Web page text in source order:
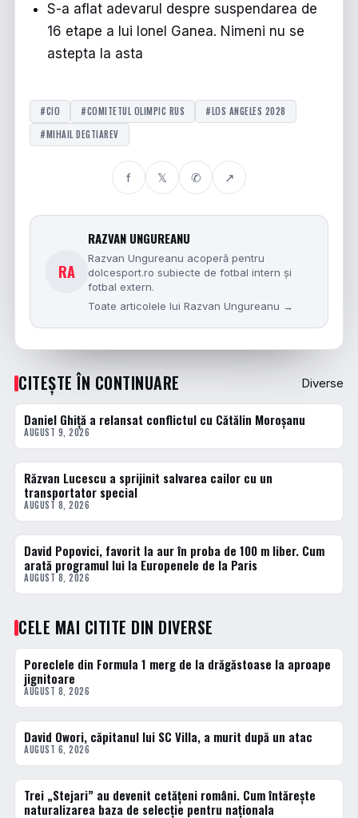
S-a aflat adevarul despre suspendarea de
16 etape a lui Ionel Ganea. Nimeni nu se
astepta la asta
#CIO #COMITETUL OLIMPIC RUS
#LOS ANGELES 2028
#MIHAIL DEGTIAREV
f 𝕏 ✆ ↗
RA
RAZVAN UNGUREANU
Razvan Ungureanu acoperă pentru
dolcesport.ro subiecte de fotbal intern și
fotbal extern.
Toate articolele lui Razvan Ungureanu →
CITEȘTE ÎN CONTINUARE Diverse
DIVERSE
Daniel Ghiță a relansat conflictul cu Cătălin Moroșanu
AUGUST 9, 2026
DIVERSE
Răzvan Lucescu a sprijinit salvarea cailor cu un
transportator special
AUGUST 8, 2026
DIVERSE
David Popovici, favorit la aur în proba de 100 m liber. Cum
arată programul lui la Europenele de la Paris
AUGUST 8, 2026
CELE MAI CITITE DIN DIVERSE
1 · TOP
Poreclele din Formula 1 merg de la drăgăstoase la aproape
jignitoare
AUGUST 8, 2026
2 · TOP
David Owori, căpitanul lui SC Villa, a murit după un atac
AUGUST 6, 2026
3 · TOP
Trei „Stejari” au devenit cetățeni români. Cum întărește
naturalizarea baza de selecție pentru naționala